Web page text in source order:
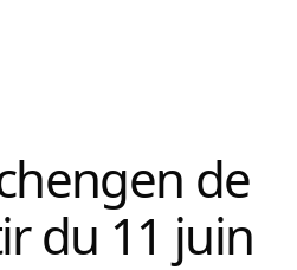
de
du 11 juin